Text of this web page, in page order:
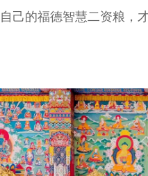
自己的福德智慧二资粮，